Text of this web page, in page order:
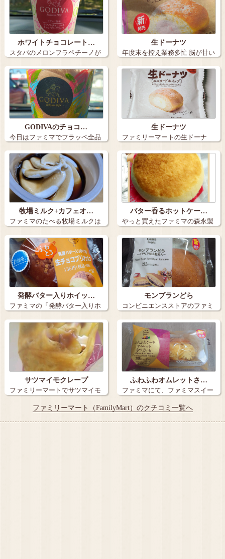
ホワイトチョコレート…
スタバのメロンフラペチーノが
話題ですがラ…
生ドーナツ
年度末を控え業務多忙 脳が甘い
ものを欲…
GODIVAのチョコ…
今日はファミマでフラッペ全品
100円引き…
生ドーナツ
ファミリーマートの生ドーナ
ツ。 焼いて…
牧場ミルク+カフェオ…
ファミマのたべる牧場ミルクは
定番の美味し…
バター香るホットケー…
やっと買えたファミマの森永製
菓監修、バタ…
発酵バター入りホイッ…
ファミマの「発酵バター入りホ
イップの生チ…
モンブランどら
コンビニエンスストアのファミ
リーマートに…
サツマイモクレープ
ファミリーマートでサツマイモ
ふわふわオムレットさ…
ファミマにて、ファミマスイー
ファミリーマート（FamilyMart）のクチコミ一覧へ